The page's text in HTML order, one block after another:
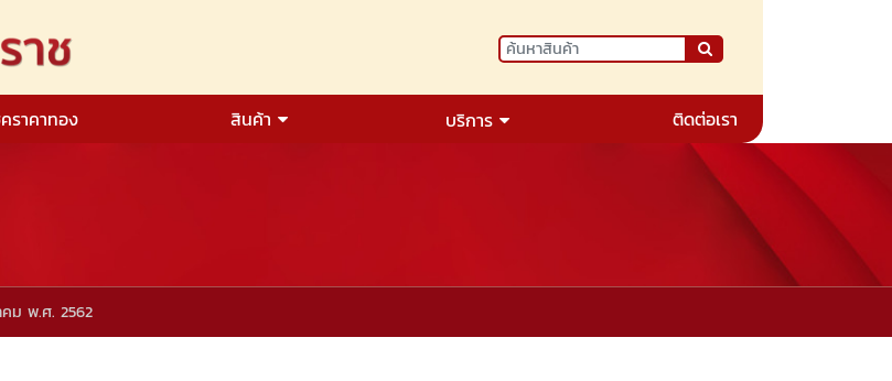
คราคาทอง สินค้า บริการ ติดต่อเรา
ม พ.ศ. 2562